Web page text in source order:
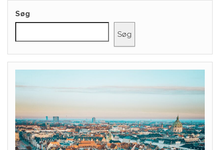
Søg
Søg